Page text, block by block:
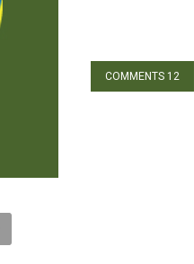
12 COMMENTS